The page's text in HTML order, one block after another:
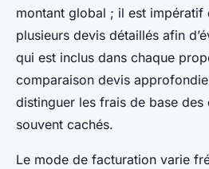
montant global ; il est impératif
plusieurs devis détaillés afin
qui est inclus dans chaque
comparaison devis
distinguer les frais de base
souvent cachés.
Le mode de facturation varie